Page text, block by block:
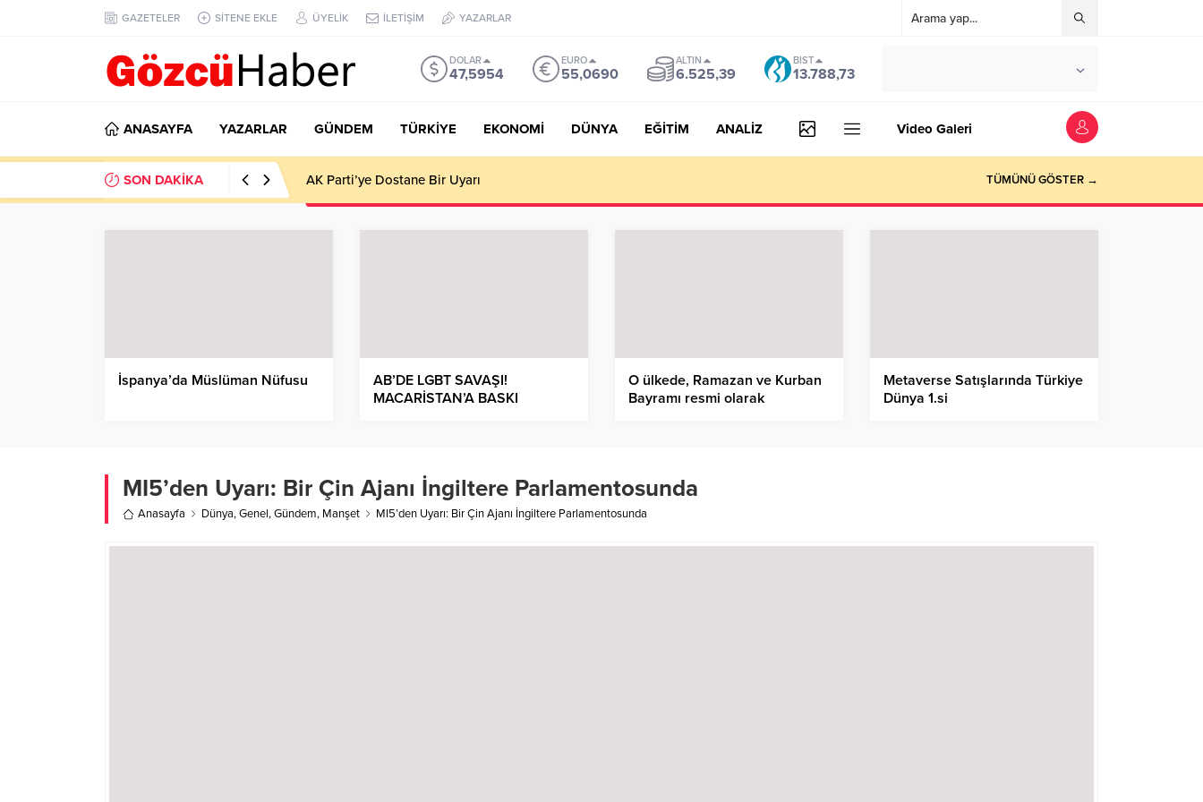
GAZETELER SİTENE EKLE ÜYELİK İLETİŞİM YAZARLAR
DOLAR
47,5954
EURO
55,0690
ALTIN
6.525,39
BIST
13.788,73
ANASAYFA YAZARLAR GÜNDEM TÜRKİYE EKONOMİ DÜNYA EĞİTİM ANALİZ Video Galeri
SON DAKİKA AK Parti’ye Dostane Bir Uyarı TÜMÜNÜ GÖSTER →
İspanya’da Müslüman Nüfusu
AB’DE LGBT SAVAŞI!
MACARİSTAN’A BASKI
O ülkede, Ramazan ve Kurban
Bayramı resmi olarak
Metaverse Satışlarında Türkiye
Dünya 1.si
MI5’den Uyarı: Bir Çin Ajanı İngiltere Parlamentosunda
Anasayfa Dünya,Genel,Gündem, Manşet MI5’den Uyarı: Bir Çin Ajanı İngiltere Parlamentosunda